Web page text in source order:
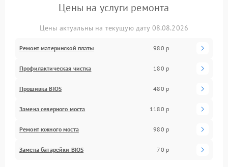
Цены на услуги ремонта
Цены актуальны на текущую дату 08.08.2026
Ремонт материнской платы 980 р
Профилактическая чистка 180 р
Прошивка BIOS 480 р
Замена северного моста 1180 р
Ремонт южного моста 980 р
Замена батарейки BIOS 70 р